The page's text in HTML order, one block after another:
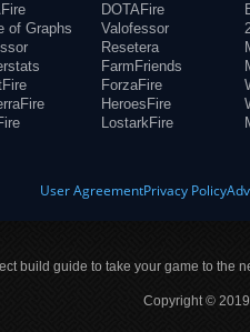
of Graphs
DOTAFire
Valofessor
Resetera
FarmFriends
ForzaFire
HeroesFire
LostarkFire
User AgreementPrivacy Policy
build guide to take your game to the
Copyright ©